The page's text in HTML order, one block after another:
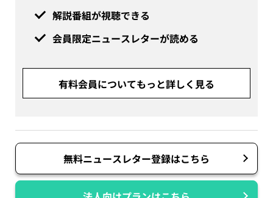
解説番組が視聴できる
会員限定ニュースレターが読める
有料会員についてもっと詳しく見る
無料ニュースレター登録はこちら